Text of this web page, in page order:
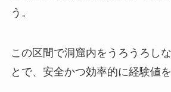
う。
この区間で洞窟内をうろうろし
とで、安全かつ効率的に経験値を